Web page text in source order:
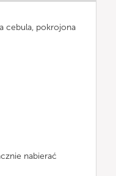
cebula, pokrojona
nabierać